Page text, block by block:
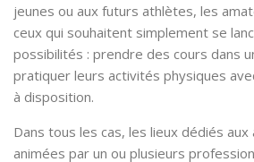
jeunes ou aux futurs athlètes, les
ceux qui souhaitent simplement se
possibilités : prendre des cours dans
pratiquer leurs activités physiques
à disposition.
Dans tous les cas, les lieux dédiés
animées par un ou plusieurs